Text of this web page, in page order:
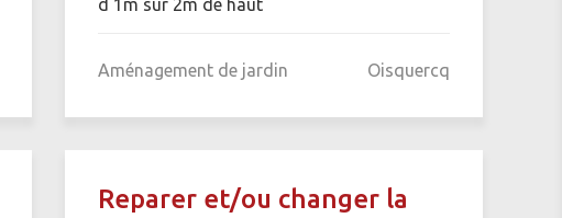
d 1m sur 2m de haut
Aménagement de jardin Oisquercq
Reparer et/ou changer la